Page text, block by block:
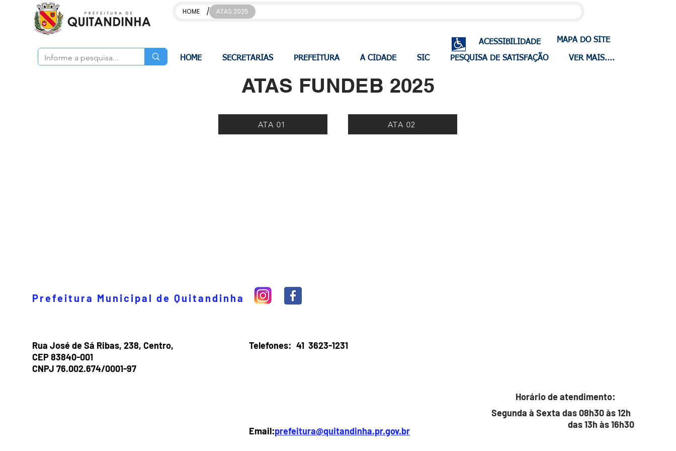
HOME / ATAS 2025
ACESSIBILIDADE MAPA DO SITE
HOME SECRETARIAS PREFEITURA A CIDADE SIC PESQUISA DE SATISFAÇÃO VER MAIS....
ATAS FUNDEB 2025
ATA 01 ATA 02
Prefeitura Municipal de Quitandinha
Rua José de Sá Ribas, 238, Centro,
CEP 83840-001
CNPJ 76.002.674/0001-97
Telefones: 41 3623-1231
Horário de atendimento:
Email:prefeitura@quitandinha.pr.gov.br
Segunda à Sexta das 08h30 às 12h
das 13h às 16h30